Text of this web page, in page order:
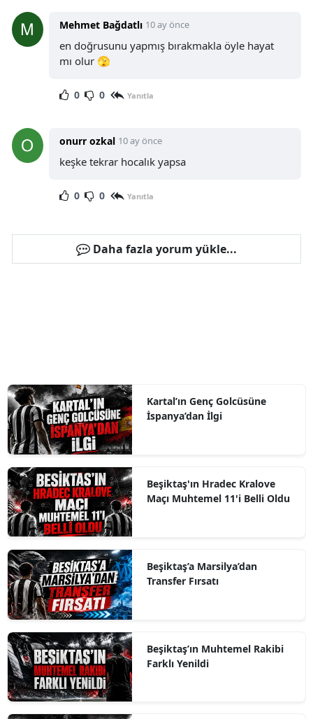
Mehmet Bağdatlı 10 ay önce
en doğrusunu yapmış bırakmakla öyle hayat
mı olur 🫣
0 0 Yanıtla
onurr ozkal 10 ay önce
keşke tekrar hocalık yapsa
0 0 Yanıtla
Daha fazla yorum yükle...
Kartal’ın Genç Golcüsüne
İspanya’dan İlgi
Beşiktaş'ın Hradec Kralove
Maçı Muhtemel 11'i Belli Oldu
Beşiktaş’a Marsilya’dan
Transfer Fırsatı
Beşiktaş’ın Muhtemel Rakibi
Farklı Yenildi